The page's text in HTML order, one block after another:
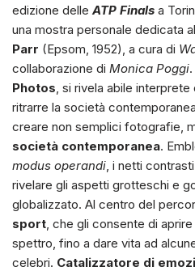
edizione delle ATP Finals a
una mostra personale dedicata
Parr (Epsom, 1952), a cura di
collaborazione di Monica Poggi
Photos , si rivela abile
ritrarre la società
creare non semplici fotografie,
società contemporanea.
modus operandi , i netti
rivelare gli aspetti grotteschi e
globalizzato. Al centro del
sport , che gli consente di
spettro, fino a dare vita ad
celebri. Catalizzatore di